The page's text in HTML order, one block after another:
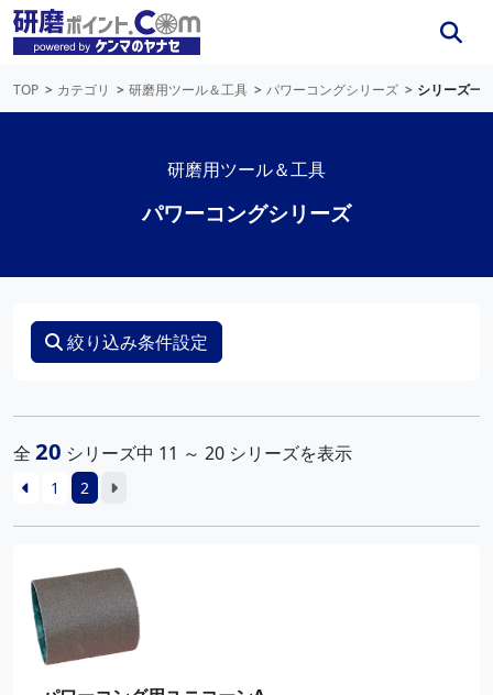
TOP カテゴリ 研磨用ツール＆工具 パワーコングシリーズ シリーズ一
研磨用ツール＆工具
パワーコングシリーズ
絞り込み条件設定
全 20 シリーズ中 11 ～ 20 シリーズを表示
1 2